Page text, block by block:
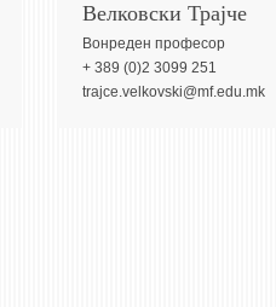
Велковски Трајче
Вонредeн професор
+ 389 (0)2 3099 251
trajce.velkovski@mf.edu.mk